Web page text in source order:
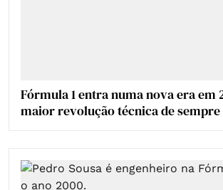
Fórmula 1 entra numa nova era em
maior revolução técnica de sempre